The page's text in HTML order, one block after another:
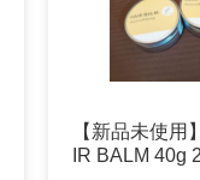
【新品未使用
IR BALM 40g